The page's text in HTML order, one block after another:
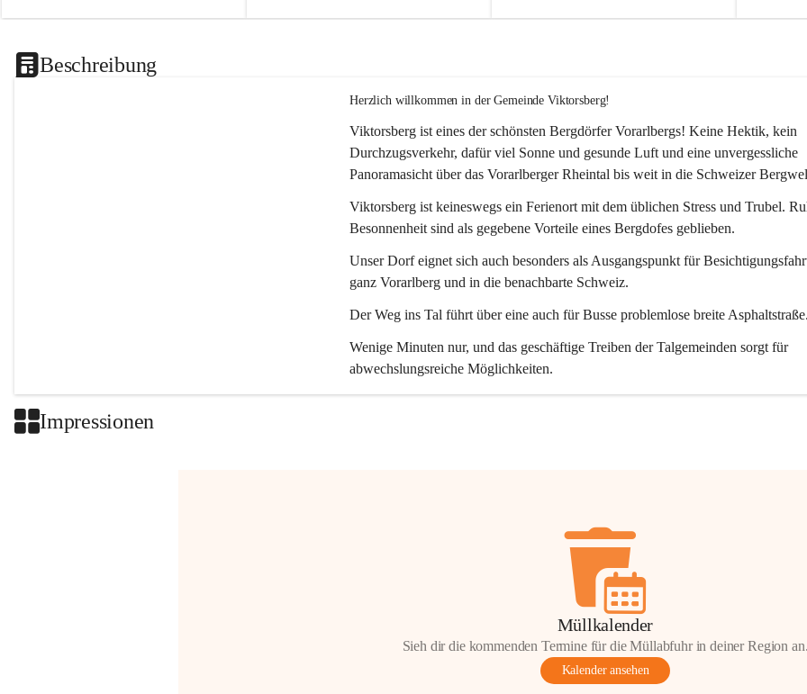
Beschreibung
Herzlich willkommen in der Gemeinde Viktorsberg!
Viktorsberg ist eines der schönsten Bergdörfer Vorarlbergs! Keine Hektik, kein
Durchzugsverkehr, dafür viel Sonne und gesunde Luft und eine unvergessliche
Panoramasicht über das Vorarlberger Rheintal bis weit in die Schweizer
Viktorsberg ist keineswegs ein Ferienort mit dem üblichen Stress und Trubel.
Besonnenheit sind als gegebene Vorteile eines Bergdofes geblieben.
Unser Dorf eignet sich auch besonders als Ausgangspunkt für
ganz Vorarlberg und in die benachbarte Schweiz.
Der Weg ins Tal führt über eine auch für Busse problemlose breite
Wenige Minuten nur, und das geschäftige Treiben der Talgemeinden sorgt für
abwechslungsreiche Möglichkeiten.
Impressionen
Müllkalender
Sieh dir die kommenden Termine für die Müllabfuhr in deiner Region
Kalender ansehen